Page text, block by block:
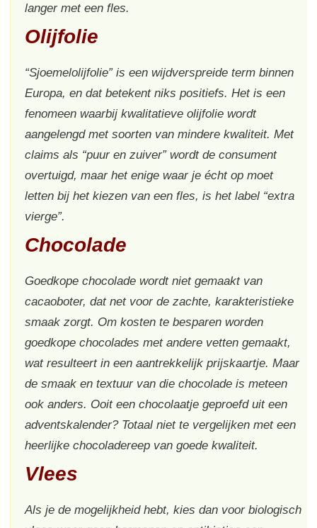
langer met een fles.
Olijfolie
“Sjoemelolijfolie” is een wijdverspreide term binnen
Europa, en dat betekent niks positiefs. Het is een
fenomeen waarbij kwalitatieve olijfolie wordt
aangelengd met soorten van mindere kwaliteit. Met
claims als “puur en zuiver” wordt de consument
overtuigd, maar het enige waar je écht op moet
letten bij het kiezen van een fles, is het label “extra
vierge”.
Chocolade
Goedkope chocolade wordt niet gemaakt van
cacaoboter, dat net voor de zachte, karakteristieke
smaak zorgt. Om kosten te besparen worden
goedkope chocolades met andere vetten gemaakt,
wat resulteert in een aantrekkelijk prijskaartje. Maar
de smaak en textuur van die chocolade is meteen
ook anders. Ooit een chocolaatje geproefd uit een
adventskalender? Totaal niet te vergelijken met een
heerlijke chocoladereep van goede kwaliteit.
Vlees
Als je de mogelijkheid hebt, kies dan voor biologisch